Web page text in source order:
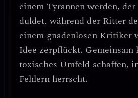
einem Tyrannen werden,
duldet, während der Ritter
einem gnadenlosen Kritiker
Idee zerpflückt. Gemeinsam
toxisches Umfeld schaffen,
Fehlern herrscht.